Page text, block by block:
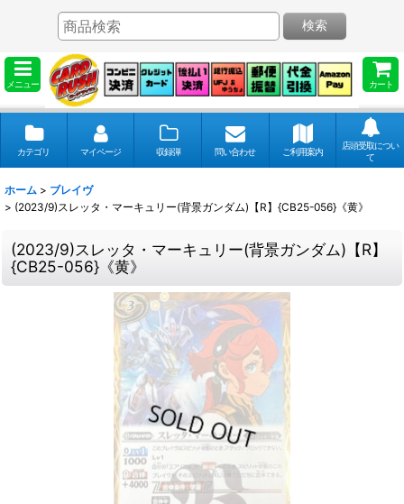
メニュー カート
検索
カテゴリ マイページ 収録弾 問い合わせ ご利用案内
店頭受取につい
て
ホーム > ブレイヴ
> (2023/9)スレッタ・マーキュリー(背景ガンダム)【R】{CB25-056}《黄》
(2023/9)スレッタ・マーキュリー(背景ガンダム)【R】
{CB25-056}《黄》